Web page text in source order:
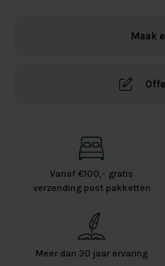
Maak
Vanaf €100,- gratis
verzending post pakketten
Meer dan 30 jaar ervaring